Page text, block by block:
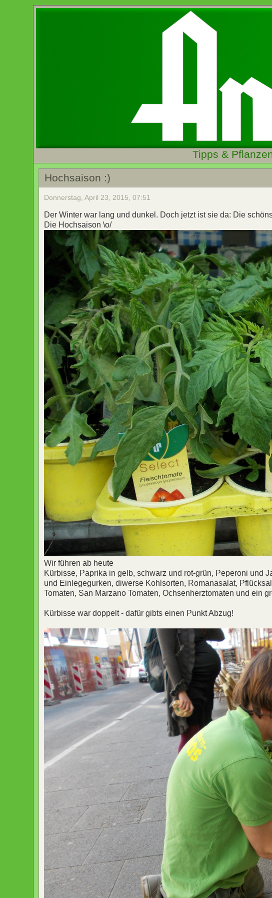
Tipps &
Hochsaison :)
Donnerstag, April 23, 2015, 07:51
Der Winter war lang und dunkel. Doch jetzt ist sie da: Die
Die Hochsaison \o/
Wir führen ab heute
Kürbisse, Paprika in gelb, schwarz und rot-grün, Peperoni und
und Einlegegurken, diwerse Kohlsorten, Romanasalat,
Tomaten, San Marzano Tomaten, Ochsenherztomaten und ein
Kürbisse war doppelt - dafür gibts einen Punkt Abzug!